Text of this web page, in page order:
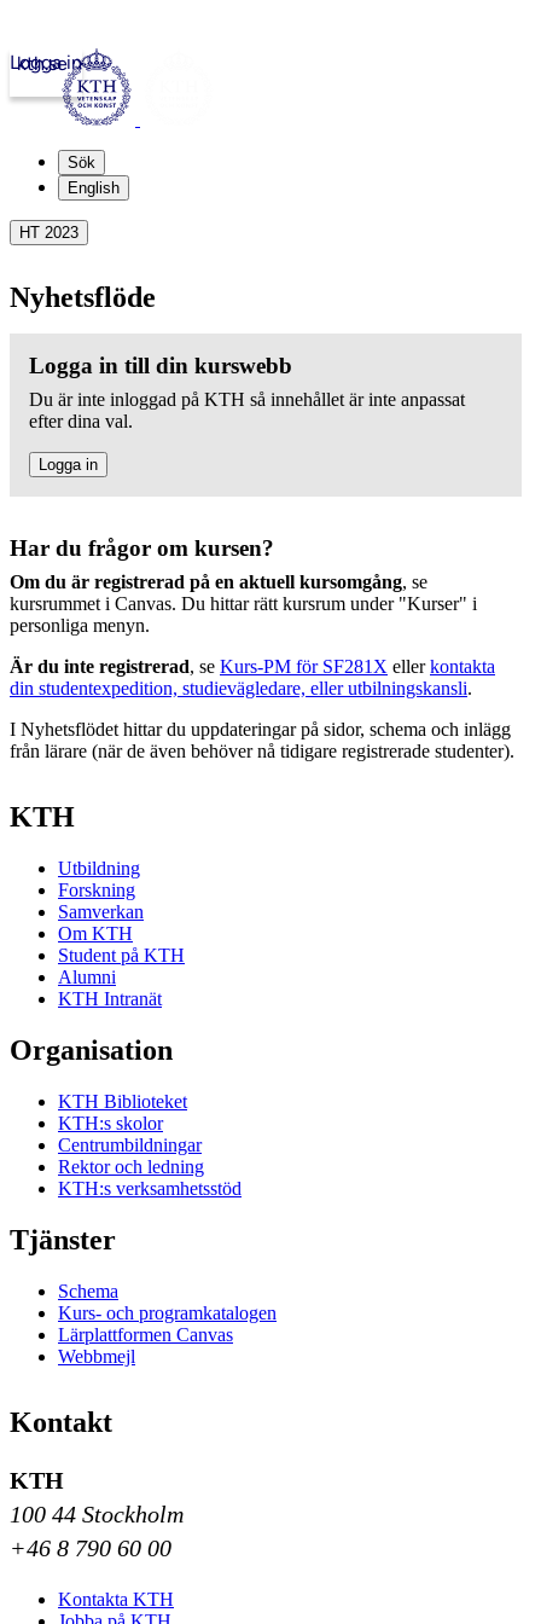
kth.se
Logga in
Sök
English
HT 2023
Nyhetsflöde
Logga in till din kurswebb
Du är inte inloggad på KTH så innehållet är inte anpassat
efter dina val.
Logga in
Har du frågor om kursen?
Om du är registrerad på en aktuell kursomgång, se
kursrummet i Canvas. Du hittar rätt kursrum under "Kurser" i
personliga menyn.
Är du inte registrerad, se Kurs-PM för SF281X ellerkontakta
din studentexpedition, studievägledare, eller utbilningskansli.
I Nyhetsflödet hittar du uppdateringar på sidor, schema och inlägg
från lärare (när de även behöver nå tidigare registrerade studenter).
KTH
Utbildning
Forskning
Samverkan
Om KTH
Student på KTH
Alumni
KTH Intranät
Organisation
KTH Biblioteket
KTH:s skolor
Centrumbildningar
Rektor och ledning
KTH:s verksamhetsstöd
Tjänster
Schema
Kurs- och programkatalogen
Lärplattformen Canvas
Webbmejl
Kontakt
KTH
100 44 Stockholm
+46 8 790 60 00
Kontakta KTH